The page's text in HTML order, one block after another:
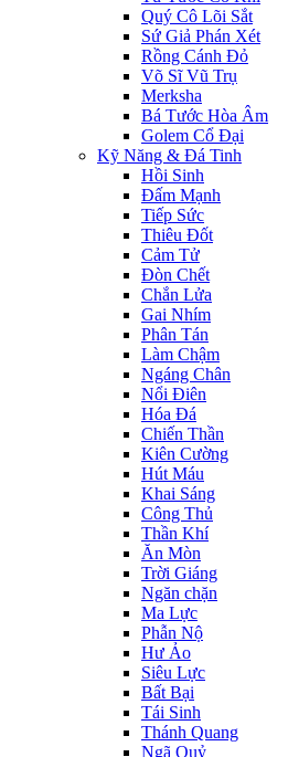
Quý Cô Lõi Sắt
Sứ Giả Phán Xét
Rồng Cánh Đỏ
Võ Sĩ Vũ Trụ
Merksha
Bá Tước Hòa Âm
Golem Cổ Đại
Kỹ Năng & Đá Tinh
Hồi Sinh
Đấm Mạnh
Tiếp Sức
Thiêu Đốt
Cảm Tử
Đòn Chết
Chắn Lửa
Gai Nhím
Phân Tán
Làm Chậm
Ngáng Chân
Nổi Điên
Hóa Đá
Chiến Thần
Kiên Cường
Hút Máu
Khai Sáng
Công Thủ
Thần Khí
Ăn Mòn
Trời Giáng
Ngăn chặn
Ma Lực
Phẫn Nộ
Hư Ảo
Siêu Lực
Bất Bại
Tái Sinh
Thánh Quang
Ngã Quỷ